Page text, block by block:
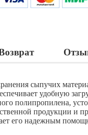
сыпучих
удобную
полипропилена,
продукции
его надежным